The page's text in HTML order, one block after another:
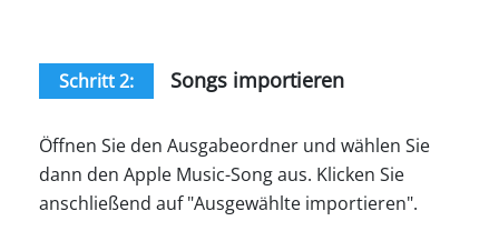
Schritt 2: Songs importieren
Öffnen Sie den Ausgabeordner und wählen Sie
dann den Apple Music-Song aus. Klicken Sie
anschließend auf "Ausgewählte importieren".